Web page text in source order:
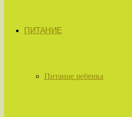
ПИТАНИЕ
Питание ребенка